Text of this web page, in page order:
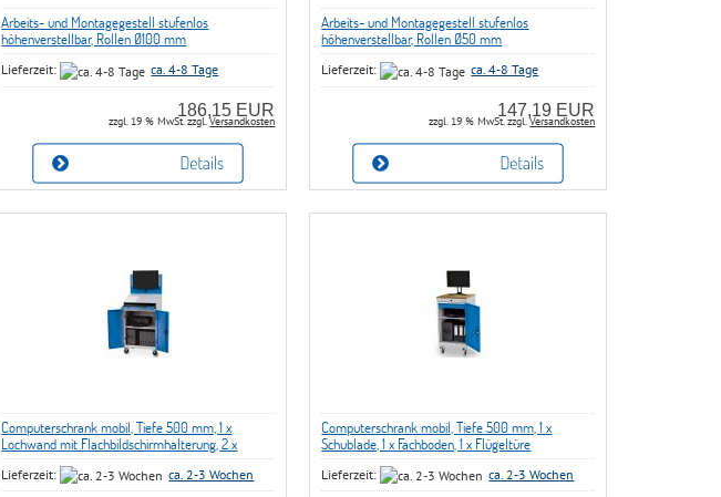
Arbeits- und Montagegestell stufenlos
höhenverstellbar, Rollen Ø100 mm
Lieferzeit: ca. 4-8 Tage
186,15 EUR
zzgl. 19 % MwSt. zzgl.Versandkosten
Arbeits- und Montagegestell stufenlos
höhenverstellbar, Rollen Ø50 mm
Lieferzeit: ca. 4-8 Tage
147,19 EUR
zzgl. 19 % MwSt. zzgl.Versandkosten
Computerschrank mobil, Tiefe 500 mm, 1 x
Lochwand mit Flachbildschirmhalterung, 2 x
Flügeltüre, 1 x Pultaufsatz
Lieferzeit: ca. 2-3 Wochen
Computerschrank mobil, Tiefe 500 mm, 1 x
Schublade, 1 x Fachboden, 1 x Flügeltüre
Lieferzeit: ca. 2-3 Wochen